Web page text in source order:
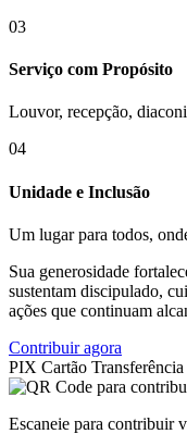
03
Serviço com Propósito
Louvor, recepção,
04
Unidade e Inclusão
Um lugar para todos,
Sua generosidade
sustentam discipulado,
ações que continuam
Contribuir agora
PIX Cartão Transferência
Escaneie para contribuir